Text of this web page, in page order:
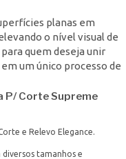
planas em
o nível visual de
quem deseja unir
um único processo de
P/ Corte Supreme
e Relevo Elegance.
tamanhos e